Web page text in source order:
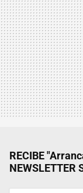
RECIBE
NEWSLETTER